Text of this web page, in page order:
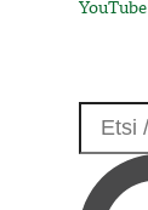
YouTube